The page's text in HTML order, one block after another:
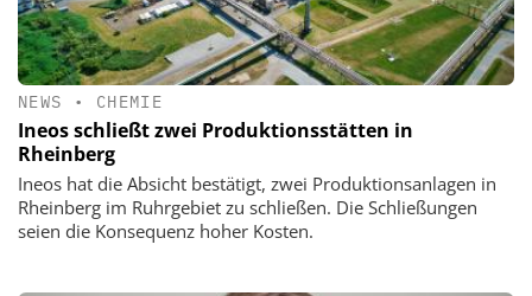
NEWS • CHEMIE
Ineos schließt zwei Produktionsstätten in
Rheinberg
Ineos hat die Absicht bestätigt, zwei Produktionsanlagen in
Rheinberg im Ruhrgebiet zu schließen. Die Schließungen
seien die Konsequenz hoher Kosten.